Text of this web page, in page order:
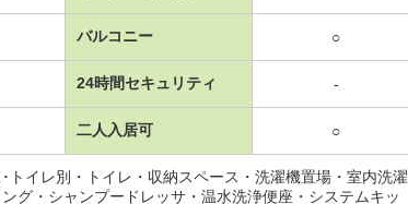
バルコニー ○
24時間セキュリティ -
二人入居可 ○
イレ別・トイレ・収納スペース・洗濯機置場・室内洗濯
グ・シャンプードレッサ・温水洗浄便座・システムキッ